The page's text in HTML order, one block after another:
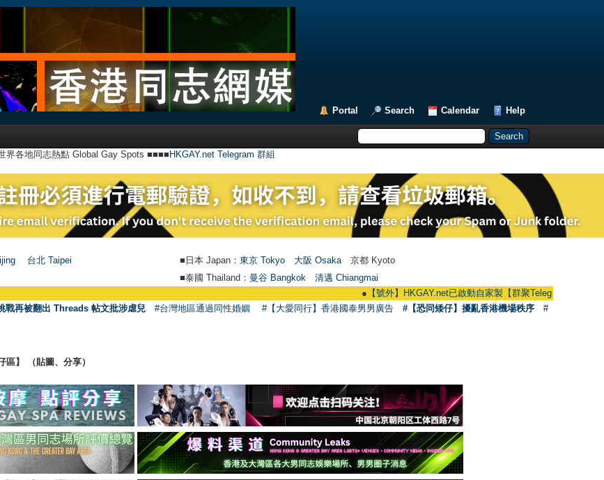
Portal Search Calendar Help
界各地同志熱點 Global Gay Spots ■■■■HKGAY.net Telegram 群組
台北 Taipei ■日本 Japan： 東京 Tokyo 大阪 Osaka 京都 Kyoto
■泰國 Thailand： 曼谷 Bangkok
清邁 Chiangmai
【號外】HKGAY.net已啟動自家製【群聚Telegram群組】
戰再被翻出 Threads 帖文批涉虐兒 #台灣地區通過同性婚姻 #【大愛同行】香港國泰男男廣告 #【恐同矮仔】擾亂香港機場秩序
#
】 （貼圖、分享）